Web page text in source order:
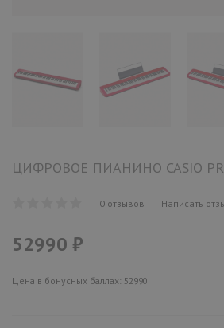
ЦИФРОВОЕ ПИАНИНО CASIO
0 отзывов | Написать
52990 ₽
Цена в бонусных баллах: 52990